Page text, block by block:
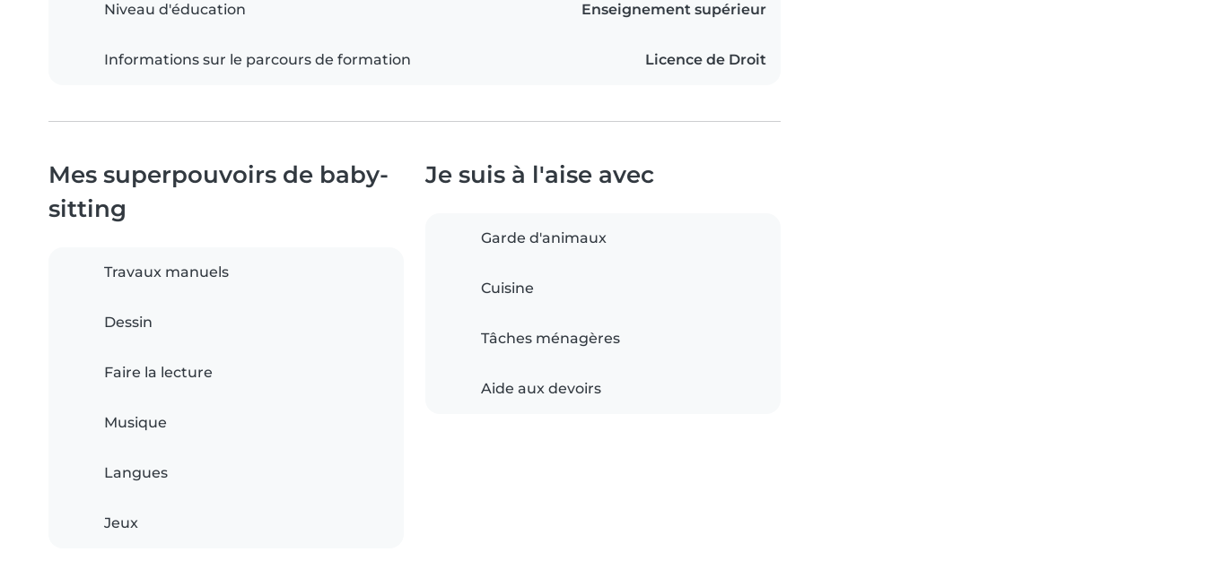
Niveau d'éducation Enseignement supérieur
Informations sur le parcours de formation Licence de Droit
Mes superpouvoirs de baby-
sitting
Travaux manuels
Dessin
Faire la lecture
Musique
Langues
Jeux
Je suis à l'aise avec
Garde d'animaux
Cuisine
Tâches ménagères
Aide aux devoirs